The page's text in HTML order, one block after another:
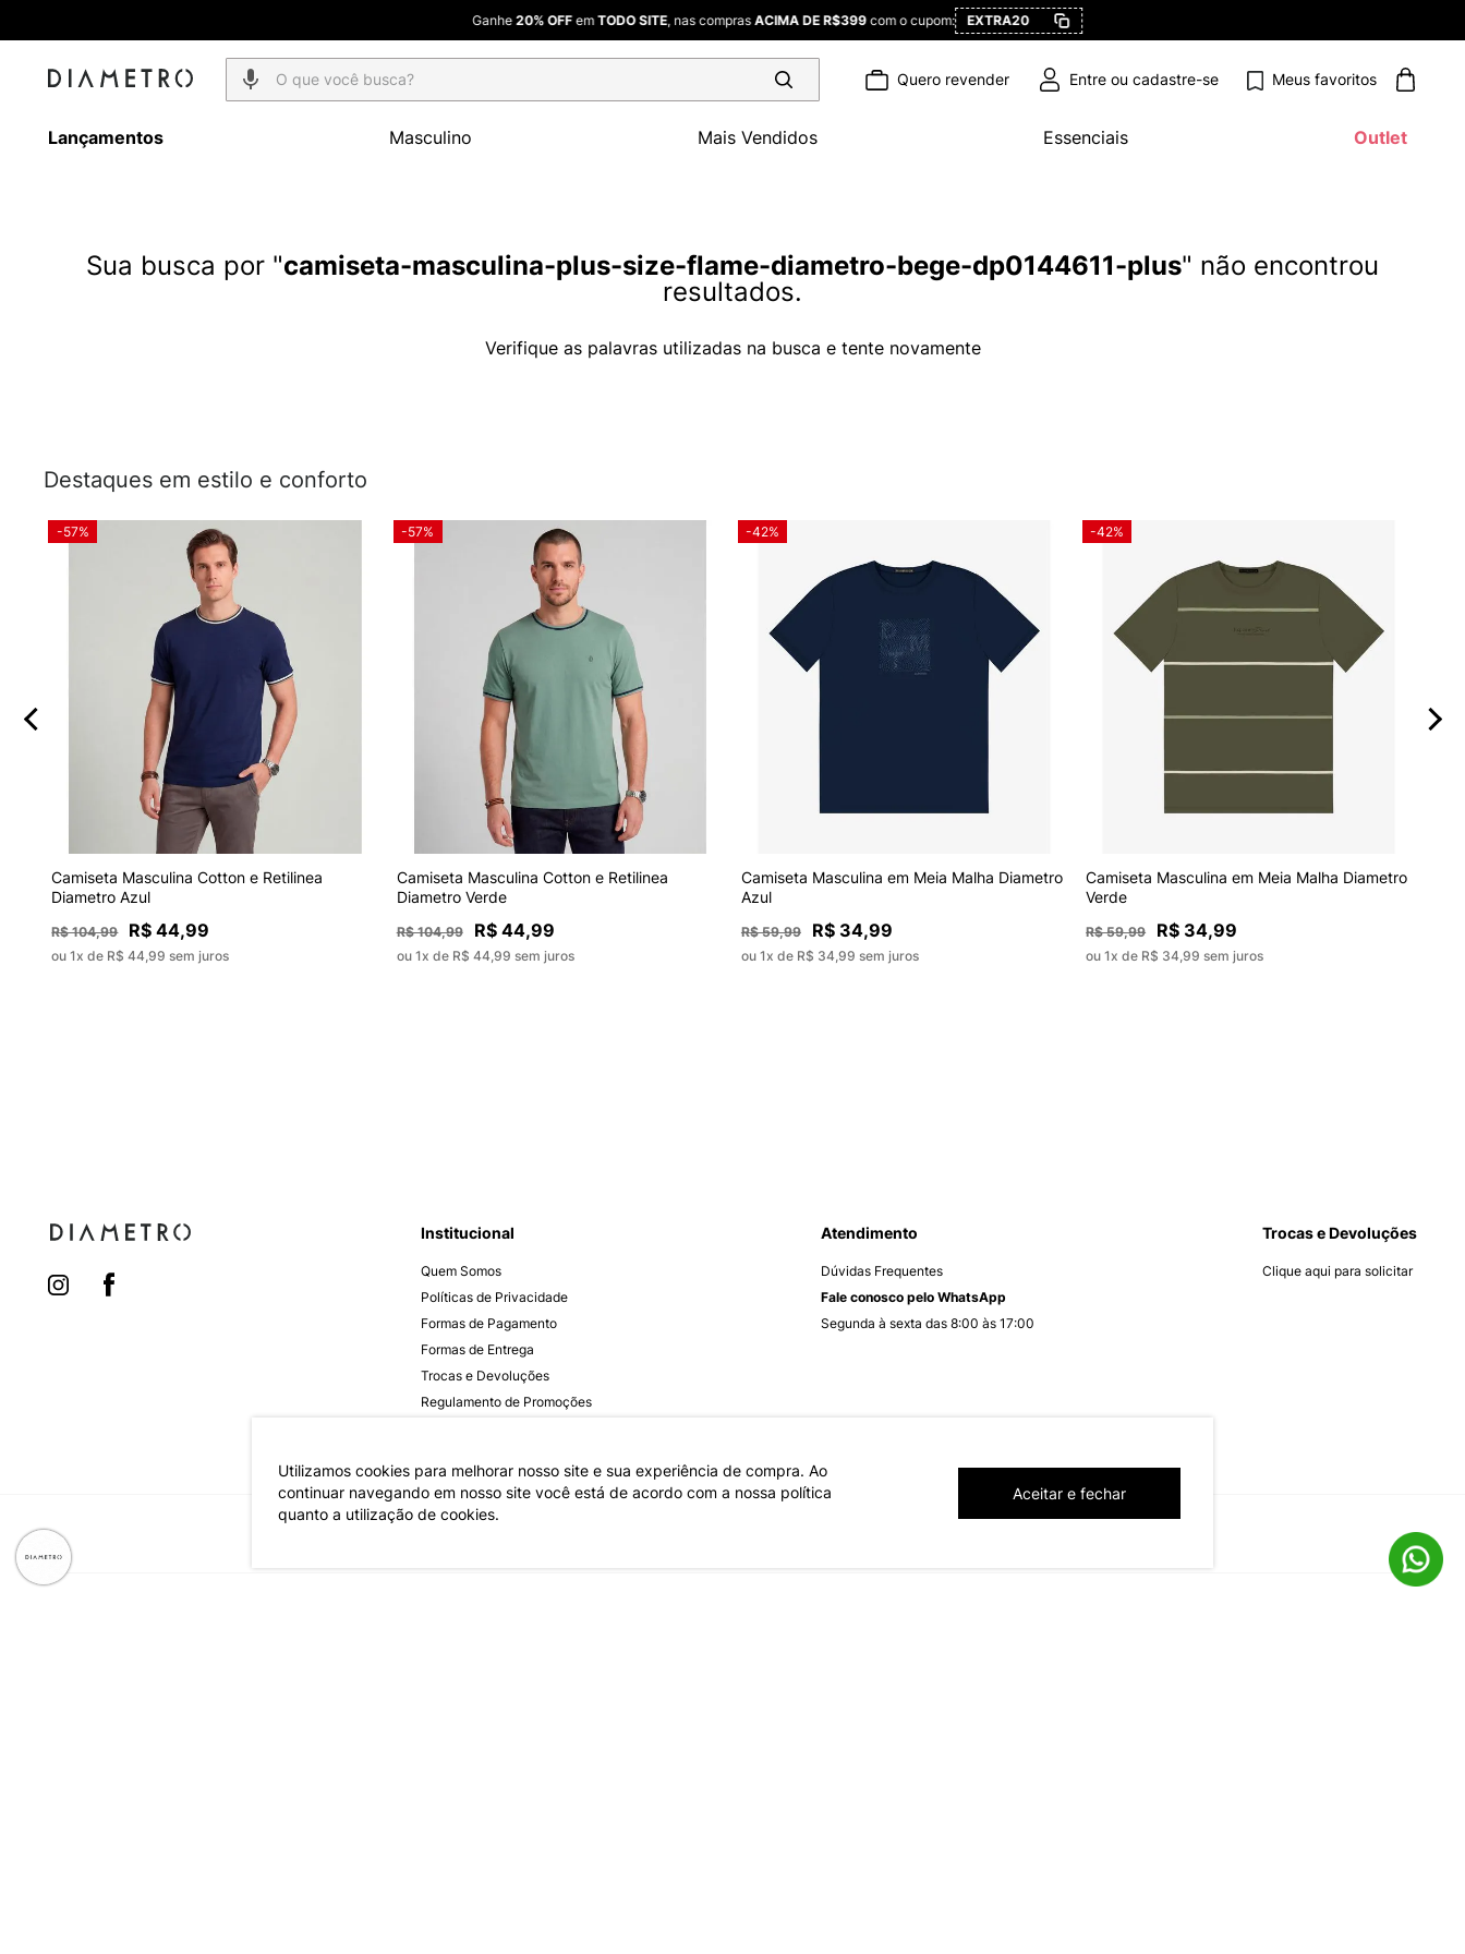
Utilizamos cookies para melhorar nosso site e sua experiência de compra. Ao
continuar navegando em nosso site você está de acordo com a nossa política
quanto a utilização de cookies.
Aceitar e fechar
20% OFFemTODO SITE, nas comprasACIMA DE R$399com o cupom: EXTRA20
O que você busca?
Quero revender Meus favoritos
Lançamentos Masculino Mais Vendidos Essenciais Outlet
camiseta-masculina-plus-size-flame-diametro-bege-dp0144611-plus
Destaques em estilo e conforto
-57%
Camiseta Masculina Cotton e Retilinea
Diametro Azul
R$ 104,99 R$ 44,99
ou 1x de R$ 44,99 sem juros
-57%
Camiseta Masculina Cotton e Retilinea
Diametro Verde
R$ 104,99 R$ 44,99
ou 1x de R$ 44,99 sem juros
-42%
Camiseta Masculina em Meia Malha Diametro
Azul
R$ 59,99 R$ 34,99
ou 1x de R$ 34,99 sem juros
-42%
Camiseta Masculina em Meia Malha Diametro
Verde
R$ 59,99 R$ 34,99
ou 1x de R$ 34,99 sem juros
Institucional
Quem Somos
Políticas de Privacidade
Formas de Pagamento
Formas de Entrega
Trocas e Devoluções
Regulamento de Promoções
Atendimento
Dúvidas Frequentes
Fale conosco pelo WhatsApp
Segunda à sexta das 8:00 às 17:00
Trocas e Devoluções
Clique aqui para solicitar